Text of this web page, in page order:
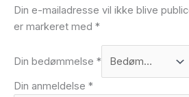
Din e-mailadresse vil ikke blive
er markeret med *
Din bedømmelse *
Din anmeldelse *